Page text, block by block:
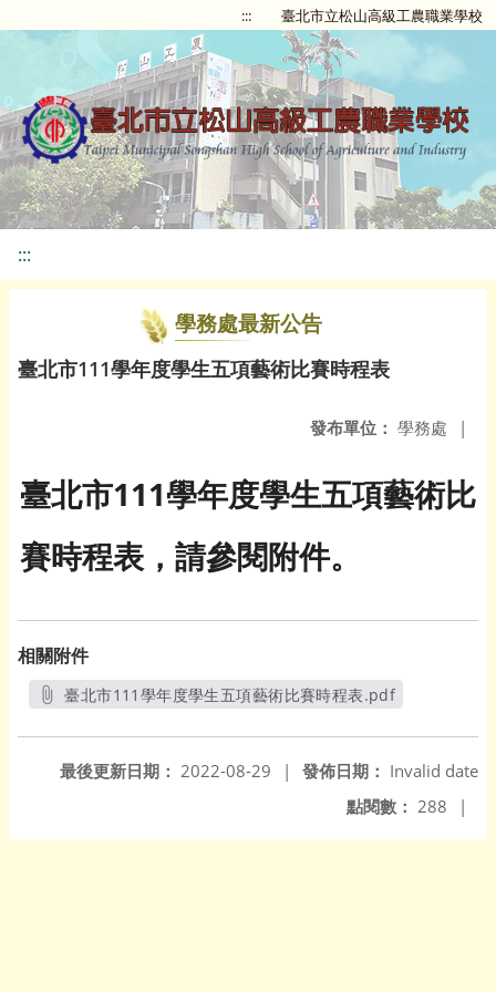
::: 臺北市立松山高級工農職業學校
:::
學務處最新公告
臺北市111學年度學生五項藝術比賽時程表
發布單位： 學務處 |
臺北市111學年度學生五項藝術比
賽時程表，請參閱附件。
相關附件
臺北市111學年度學生五項藝術比賽時程表.pdf
發佈日期： Invalid date
最後更新日期： 2022-08-29
|
點閱數： 288 |